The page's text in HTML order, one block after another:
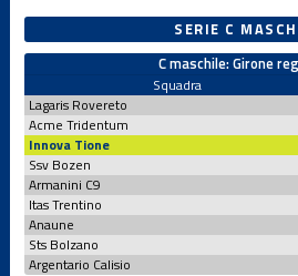
SERIE C
C maschile: Girone
Squadra
Lagaris Rovereto
Acme Tridentum
Innova Tione
Ssv Bozen
Armanini C9
Itas Trentino
Anaune
Sts Bolzano
Argentario Calisio